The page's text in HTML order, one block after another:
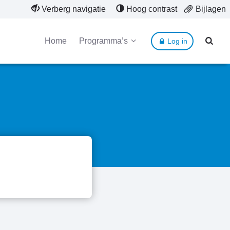
Verberg navigatie Hoog contrast Bijlagen
Home Programma’s Log in